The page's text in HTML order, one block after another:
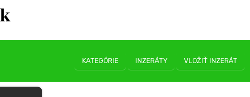
KATEGÓRIE INZERÁTY VLOŽIŤ INZERÁT